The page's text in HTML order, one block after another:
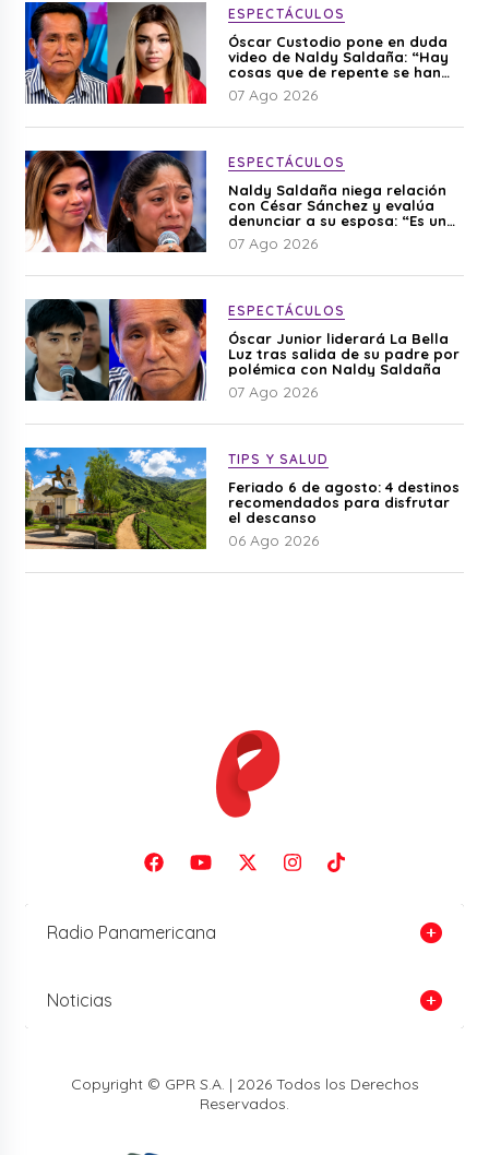
ESPECTÁCULOS
Óscar Custodio pone en duda
video de Naldy Saldaña: “Hay
cosas que de repente se han
editado”
07 Ago 2026
ESPECTÁCULOS
Naldy Saldaña niega relación
con César Sánchez y evalúa
denunciar a su esposa: “Es una
difamación”
07 Ago 2026
ESPECTÁCULOS
Óscar Junior liderará La Bella
Luz tras salida de su padre por
polémica con Naldy Saldaña
07 Ago 2026
TIPS Y SALUD
Feriado 6 de agosto: 4 destinos
recomendados para disfrutar
el descanso
06 Ago 2026
Radio Panamericana
Noticias
Copyright © GPR S.A. | 2026 Todos los Derechos
Reservados.